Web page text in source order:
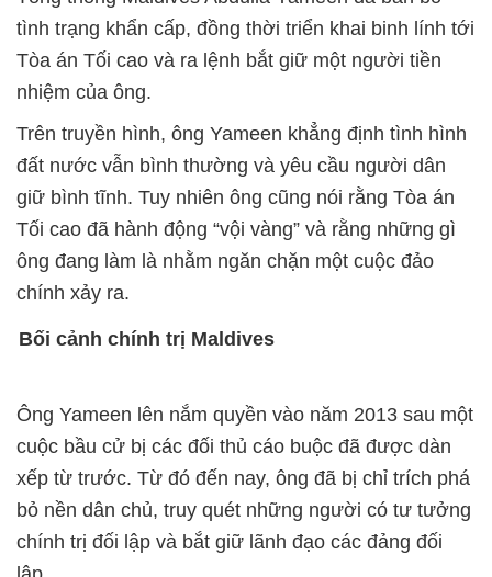
tình trạng khẩn cấp, đồng thời triển khai binh lính tới
Tòa án Tối cao và ra lệnh bắt giữ một người tiền
nhiệm của ông.
Trên truyền hình, ông Yameen khẳng định tình hình
đất nước vẫn bình thường và yêu cầu người dân
giữ bình tĩnh. Tuy nhiên ông cũng nói rằng Tòa án
Tối cao đã hành động “vội vàng” và rằng những gì
ông đang làm là nhằm ngăn chặn một cuộc đảo
chính xảy ra.
Bối cảnh chính trị Maldives
Ông Yameen lên nắm quyền vào năm 2013 sau một
cuộc bầu cử bị các đối thủ cáo buộc đã được dàn
xếp từ trước. Từ đó đến nay, ông đã bị chỉ trích phá
bỏ nền dân chủ, truy quét những người có tư tưởng
chính trị đối lập và bắt giữ lãnh đạo các đảng đối